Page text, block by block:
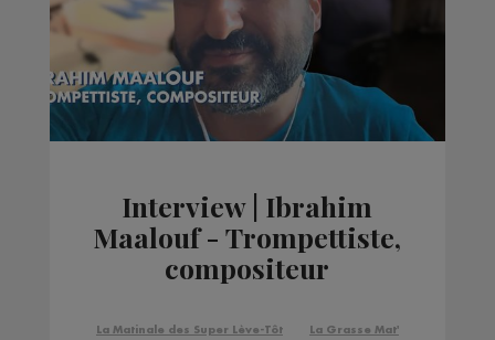
Interview | Ibrahim
Maalouf - Trompettiste,
compositeur
La Matinale des Super Lève-Tôt La Grasse Mat'